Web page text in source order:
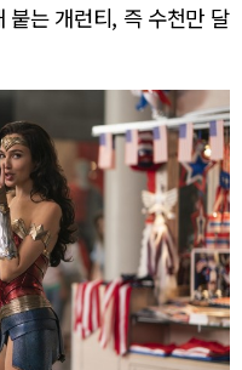
붙는 개런티, 즉 수천만 달